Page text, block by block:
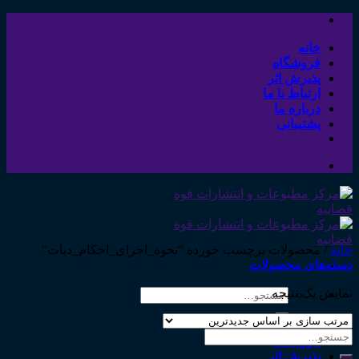
Skip
contentخانه
فروشگاه
پذیرش اثر
ارتباط با ما
درباره ما
پشتیبانی
جستجو
خانه
فروشگاه
پذیرش اثر
خانه /محصولات برچسب خورده “نحوه_اجرای_احکام_دیات”
دسته‌های محصولات
نمایش یک نتیجه
جستجو